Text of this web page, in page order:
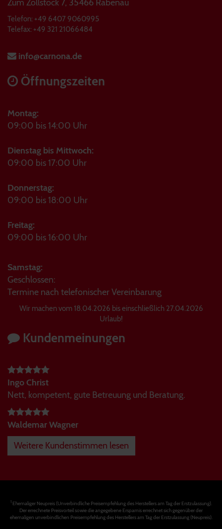
Zum Zollstock 7, 35466 Rabenau
Telefon: +49 6407 9060995
Telefax: +49 321 21066484
info@carnona.de
Öffnungszeiten
Montag:
09:00 bis 14:00 Uhr
Dienstag bis Mittwoch:
09:00 bis 17:00 Uhr
Donnerstag:
09:00 bis 18:00 Uhr
Freitag:
09:00 bis 16:00 Uhr
Samstag:
Geschlossen:
Termine nach telefonischer Vereinbarung
Wir machen vom 18.04.2026 bis einschließlich 27.04.2026
Urlaub!
Kundenmeinungen
Ingo Christ
Nett, kompetent, gute Betreuung und Beratung.
Waldemar Wagner
Weitere Kundenstimmen lesen
1Ehemaliger Neupreis (Unverbindliche Preisempfehlung des Herstellers am Tag der Erstzulassung).
Der errechnete Preisvorteil sowie die angegebene Ersparnis errechnet sich gegenüber der
ehemaligen unverbindlichen Preisempfehlung des Herstellers am Tag der Erstzulassung (Neupreis).